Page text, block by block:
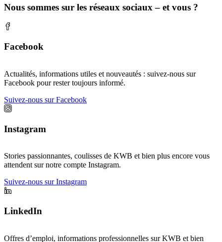
Nous sommes sur les réseaux sociaux – et vous ?
Facebook
Actualités, informations utiles et nouveautés : suivez-nous sur
Facebook pour rester toujours informé.
Suivez-nous sur Facebook
Instagram
Stories passionnantes, coulisses de KWB et bien plus encore vous
attendent sur notre compte Instagram.
Suivez-nous sur Instagram
LinkedIn
Offres d’emploi, informations professionnelles sur KWB et bien